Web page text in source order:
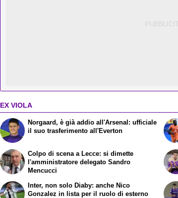
EX VIOLA
Norgaard, è già addio all'Arsenal: ufficiale
il suo trasferimento all'Everton
Colpo di scena a Lecce: si dimette
l'amministratore delegato Sandro
Mencucci
Inter, non solo Diaby: anche Nico
Gonzalez in lista per il ruolo di esterno